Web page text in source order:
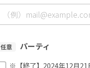
任意 パーティ
※【終了】2024年12月21